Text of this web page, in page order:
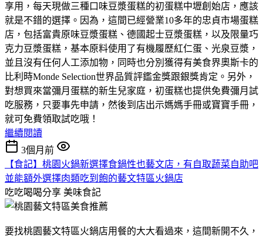
享用，每天現做三種口味豆漿蛋糕的初蛋糕中壢創始店，應該
就是不錯的選擇。因為，這間已經營業10多年的忠貞市場蛋糕
店，包括富貴原味豆漿蛋糕、德國起士豆漿蛋糕，以及限量巧
克力豆漿蛋糕，基本原料使用了有機履歷紅仁蛋、光泉豆漿，
並且沒有任何人工添加物，同時也分別獲得有美食界奧斯卡的
比利時Monde Selection世界品質評鑑金獎跟銀獎肯定。另外，
對想買來當彌月蛋糕的新生兒家庭，初蛋糕也提供免費彌月試
吃服務，只要事先申請，然後到店出示媽媽手冊或寶寶手冊，
就可免費領取試吃哦！
繼續閱讀
3個月前
【食記】桃園火鍋新選擇食鍋性也藝文店，有自取蔬菜自助吧
並能額外選擇肉類吃到飽的藝文特區火鍋店
吃吃喝喝分享 美味食記
要找桃園藝文特區火鍋店用餐的大大看過來，這間新開不久，